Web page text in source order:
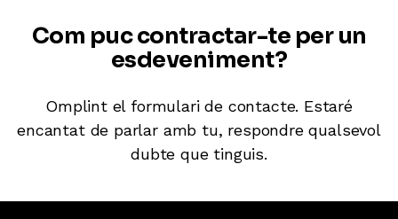
Com puc contractar-te per un
esdeveniment?
Omplint el formulari de contacte. Estaré
encantat de parlar amb tu, respondre qualsevol
dubte que tinguis.